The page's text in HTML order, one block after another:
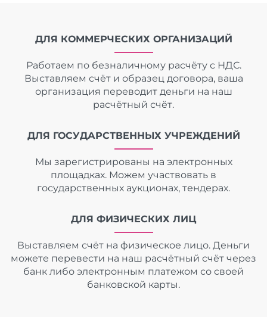
ДЛЯ КОММЕРЧЕСКИХ ОРГАНИЗАЦИЙ
Работаем по безналичному расчёту с НДС.
Выставляем счёт и образец договора, ваша
организация переводит деньги на наш
расчётный счёт.
ДЛЯ ГОСУДАРСТВЕННЫХ УЧРЕЖДЕНИЙ
Мы зарегистрированы на электронных
площадках. Можем участвовать в
государственных аукционах, тендерах.
ДЛЯ ФИЗИЧЕСКИХ ЛИЦ
Выставляем счёт на физическое лицо. Деньги
можете перевести на наш расчётный счёт через
банк либо электронным платежом со своей
банковской карты.